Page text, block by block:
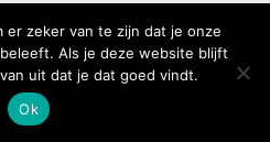
er zeker van te zijn dat je onze
Als je deze website blijft
uit dat je dat goed vindt.
Ok